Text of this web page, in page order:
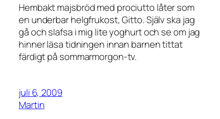
Hembakt majsbröd med prociutto låter som
en underbar helgfrukost, Gitto. Själv ska jag
gå och slafsa i mig lite yoghurt och se om jag
hinner läsa tidningen innan barnen tittat
färdigt på sommarmorgon-tv.
juli 6, 2009
Martin